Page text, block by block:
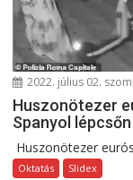
2022. július 02.
Huszonötezer
Spanyol
Huszonötezer
Oktatás Slidex